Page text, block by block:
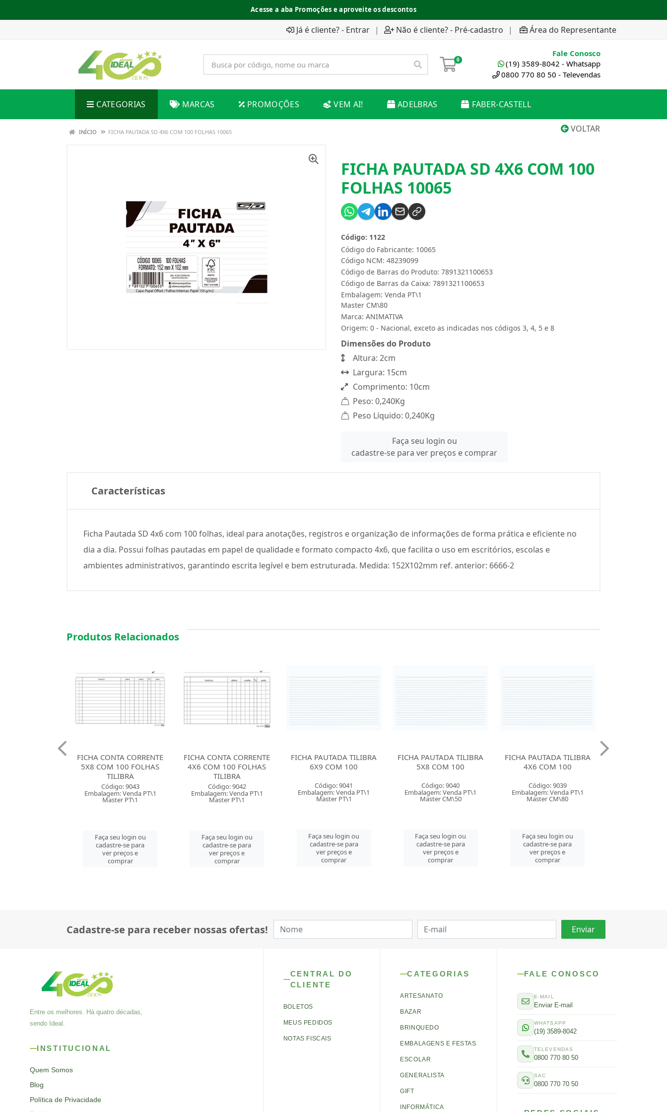
Acesse a aba Promoções e aproveite os descontos
Já é cliente? - Entrar | Não é cliente? - Pré-cadastro | Área do Representante
0
Fale Conosco
(19) 3589-8042 - Whatsapp
0800 770 80 50 - Televendas
CATEGORIAS MARCAS PROMOÇÕES VEM AI! ADELBRAS FABER-CASTELL
VOLTAR
INÍCIO FICHA PAUTADA SD 4X6 COM 100 FOLHAS 10065
FICHA PAUTADA SD 4X6 COM 100
FOLHAS 10065
Código do Fabricante: 10065
Código: 1122
Código NCM: 48239099
Código de Barras do Produto: 7891321100653
Código de Barras da Caixa: 7891321100653
Embalagem: Venda PT\1
Master CM\80
Marca: ANIMATIVA
Origem: 0 - Nacional, exceto as indicadas nos códigos 3, 4, 5 e 8
Dimensões do Produto
Altura: 2cm
Largura: 15cm
Comprimento: 10cm
Peso: 0,240Kg
Peso Líquido: 0,240Kg
Faça seu login ou
cadastre-se para ver preços e comprar
Características
Ficha Pautada SD 4x6 com 100 folhas, ideal para anotações, registros e organização de informações de forma prática e eficiente no
dia a dia. Possui folhas pautadas em papel de qualidade e formato compacto 4x6, que facilita o uso em escritórios, escolas e
ambientes administrativos, garantindo escrita legível e bem estruturada. Medida: 152X102mm ref. anterior: 6666-2
Produtos Relacionados
FICHA CONTA CORRENTE
4X6 COM 100 FOLHAS
TILIBRA
Código: 9042
Embalagem: Venda PT\1
Master PT\1
Faça seu login ou
cadastre-se para
ver preços e
comprar
FICHA PAUTADA TILIBRA
6X9 COM 100
Código: 9041
Embalagem: Venda PT\1
Master PT\1
Faça seu login ou
cadastre-se para
ver preços e
comprar
FICHA PAUTADA TILIBRA
5X8 COM 100
Código: 9040
Embalagem: Venda PT\1
Master CM\50
Faça seu login ou
cadastre-se para
ver preços e
comprar
FICHA PAUTADA TILIBRA
4X6 COM 100
Código: 9039
Embalagem: Venda PT\1
Master CM\80
Faça seu login ou
cadastre-se para
ver preços e
comprar
FICHA PAUTADA TILIBRA
3X5 COM 100
Código: 9038
Embalagem: Venda PT\1
Master PT\1
Faça seu login ou
cadastre-se para
ver preços e
comprar
Cadastre-se para receber nossas ofertas!
Entre os melhores. Há quatro décadas,
sendo Ideal.
INSTITUCIONAL
Quem Somos
Blog
Política de Privacidade
CENTRAL DO
CLIENTE
BOLETOS
MEUS PEDIDOS
NOTAS FISCAIS
CATEGORIAS
ARTESANATO
BAZAR
BRINQUEDO
EMBALAGENS E FESTAS
ESCOLAR
GENERALISTA
GIFT
INFORMÁTICA
FALE CONOSCO
E-MAIL
Enviar E-mail
WHATSAPP
(19) 3589-8042
TELEVENDAS
0800 770 80 50
SAC
0800 770 70 50